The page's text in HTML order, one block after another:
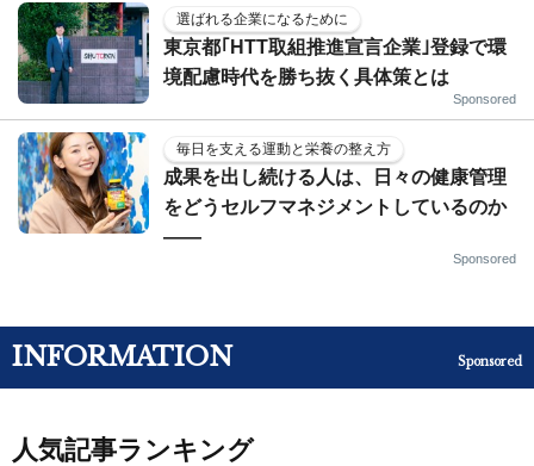
選ばれる企業になるために
東京都｢HTT取組推進宣言企業｣登録で環
境配慮時代を勝ち抜く具体策とは
Sponsored
毎日を支える運動と栄養の整え方
成果を出し続ける人は、日々の健康管理
をどうセルフマネジメントしているのか
——
Sponsored
INFORMATION Sponsored
人気記事ランキング